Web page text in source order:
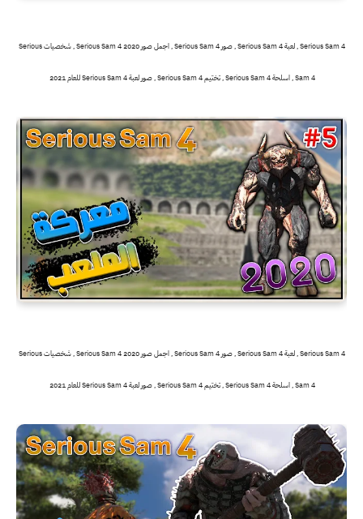
Serious Sam 4 , لعبة Serious Sam 4 , صور Serious Sam 4 , اجمل صور 2020 Serious Sam 4 , شخصيات Serious
Sam 4 , اسلحة Serious Sam 4 , تختيم Serious Sam 4 , صور لعبة Serious Sam 4 للعام 2021
Serious Sam 4 , لعبة Serious Sam 4 , صور Serious Sam 4 , اجمل صور 2020 Serious Sam 4 , شخصيات Serious
Sam 4 , اسلحة Serious Sam 4 , تختيم Serious Sam 4 , صور لعبة Serious Sam 4 للعام 2021